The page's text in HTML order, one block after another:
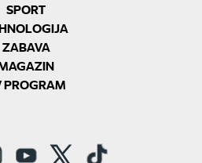
SPORT
ZABAVA
PROGRAM